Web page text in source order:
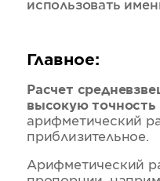
использовать
Главное:
Расчет
высокую точность
арифметический
приблизительное.
Арифметический